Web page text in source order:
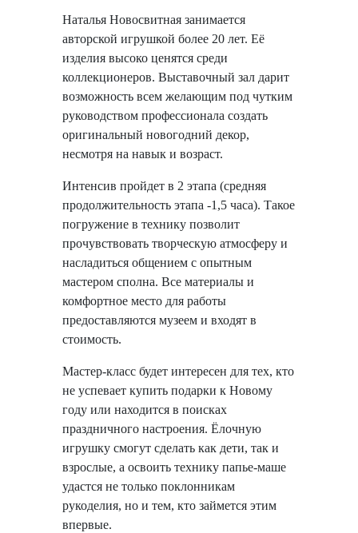
Наталья Новосвитная занимается
авторской игрушкой более 20 лет. Её
изделия высоко ценятся среди
коллекционеров. Выставочный зал дарит
возможность всем желающим под чутким
руководством профессионала создать
оригинальный новогодний декор,
несмотря на навык и возраст.
Интенсив пройдет в 2 этапа (средняя
продолжительность этапа -1,5 часа). Такое
погружение в технику позволит
прочувствовать творческую атмосферу и
насладиться общением с опытным
мастером сполна. Все материалы и
комфортное место для работы
предоставляются музеем и входят в
стоимость.
Мастер-класс будет интересен для тех, кто
не успевает купить подарки к Новому
году или находится в поисках
праздничного настроения. Ёлочную
игрушку смогут сделать как дети, так и
взрослые, а освоить технику папье-маше
удастся не только поклонникам
рукоделия, но и тем, кто займется этим
впервые.